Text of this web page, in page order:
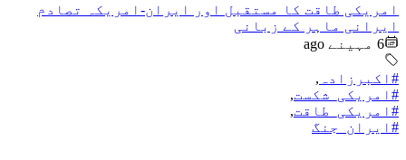
امریکی طاقت کا مستقبل اور ایران-امریکہ تصادم
ایرانی ماہر کے زبانی
6 مہینے ago
#اکبرزادہ ,
#امریکی_شکست,
#امریکی_طاقت,
#ایران_جنگ